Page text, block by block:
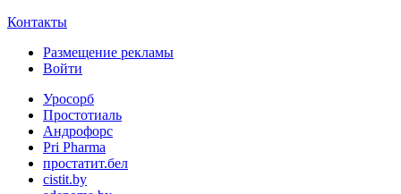
Контакты
Размещение рекламы
Войти
Уросорб
Простотиаль
Андрофорс
Pri Pharma
простатит.бел
cistit.by